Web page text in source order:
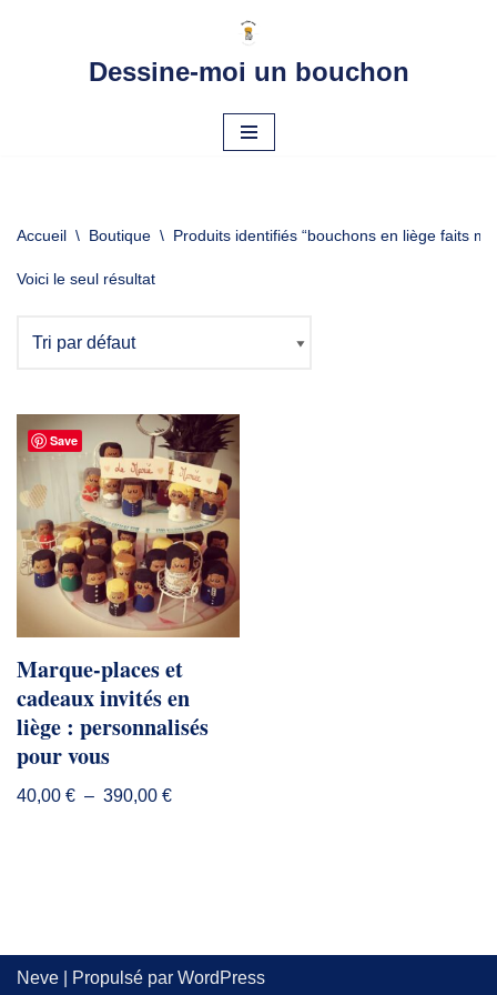
Dessine-moi un bouchon
Accueil \ Boutique \ Produits identifiés “bouchons en liège faits
Voici le seul résultat
Save
Marque-places et
cadeaux invités en
liège : personnalisés
pour vous
40,00 € – 390,00 €
Neve | Propulsé par WordPress